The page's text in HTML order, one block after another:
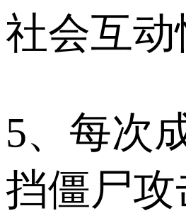
社会互动
5、每次
挡僵尸攻